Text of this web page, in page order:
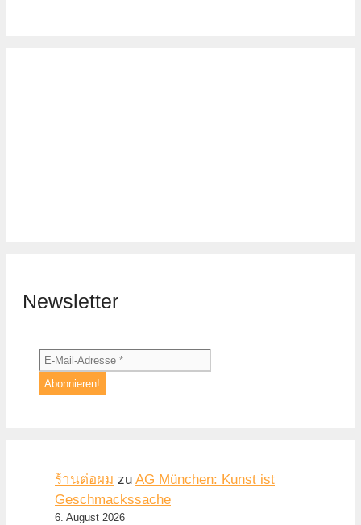
Newsletter
ร้านต่อผม zu AG München: Kunst ist
Geschmackssache
6. August 2026